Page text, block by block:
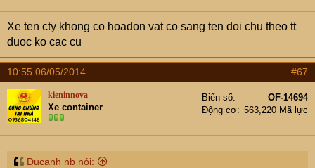
Xe ten cty khong co hoadon vat co sang ten doi chu theo tt
duoc ko cac cu
10:55 06/05/2014 #67
kieninnova
Xe container
Biển số
OF-14694
Động cơ
563,220 Mã lực
Ducanh nb nói: